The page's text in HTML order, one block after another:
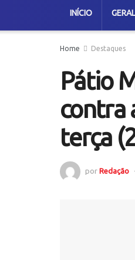
INÍCIO GERAL
Home Destaques
Pátio
contra
terça
por Redação